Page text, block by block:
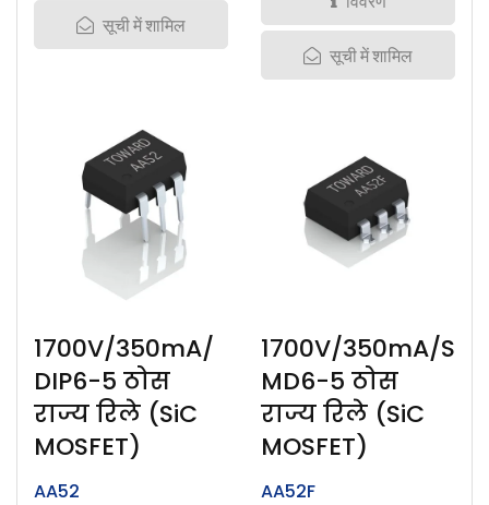
सूची में शामिल
सूची में शामिल
1700V/350mA/
DIP6-5 ठोस
राज्य रिले (SiC
MOSFET)
AA52
1700V/350mA/S
MD6-5 ठोस
राज्य रिले (SiC
MOSFET)
AA52F